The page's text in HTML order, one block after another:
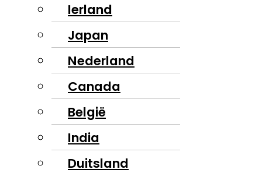
Ierland
Japan
Nederland
Canada
België
India
Duitsland